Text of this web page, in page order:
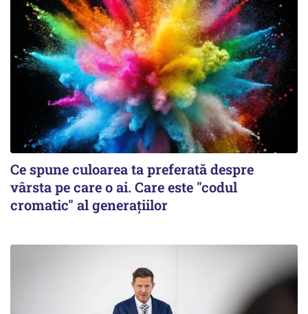
Ce spune culoarea ta preferată despre
vârsta pe care o ai. Care este "codul
cromatic" al generațiilor